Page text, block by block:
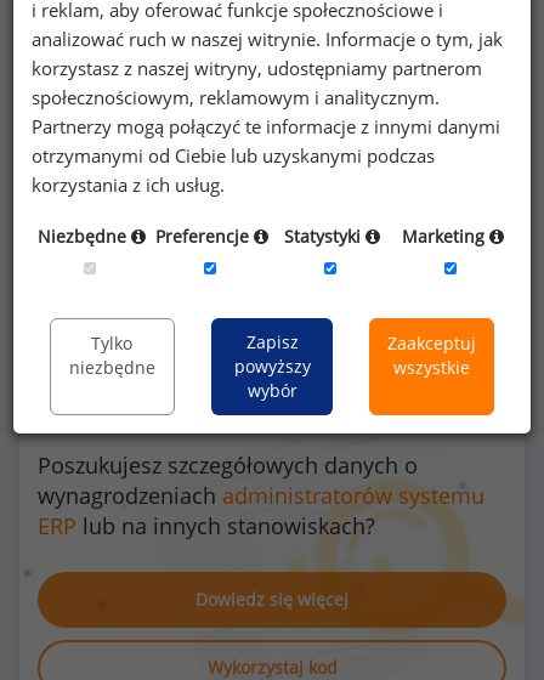
Benefity na stanowisku administrator systemu ERP
Poszukujesz szczegółowych danych o
wynagrodzeniach administratorów systemu
ERP lub na innych stanowiskach?
Dowiedz się więcej
Wykorzystaj kod
i reklam, aby oferować funkcje społecznościowe i
analizować ruch w naszej witrynie. Informacje o tym, jak
korzystasz z naszej witryny, udostępniamy partnerom
społecznościowym, reklamowym i analitycznym.
Partnerzy mogą połączyć te informacje z innymi danymi
otrzymanymi od Ciebie lub uzyskanymi podczas
korzystania z ich usług.
Niezbędne Preferencje Statystyki Marketing
Tylko
niezbędne
Zapisz
powyższy
wybór
Zaakceptuj
wszystkie